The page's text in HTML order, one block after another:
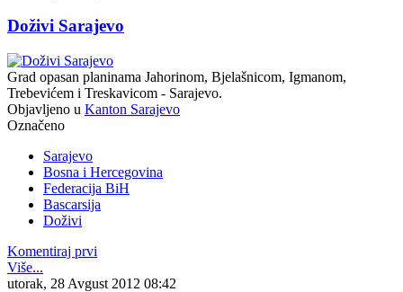
Doživi Sarajevo
Grad opasan planinama Jahorinom, Bjelašnicom, Igmanom,
Trebevićem i Treskavicom - Sarajevo.
Objavljeno u Kanton Sarajevo
Označeno
Sarajevo
Bosna i Hercegovina
Federacija BiH
Bascarsija
Doživi
Komentiraj prvi
Više...
utorak, 28 Avgust 2012 08:42